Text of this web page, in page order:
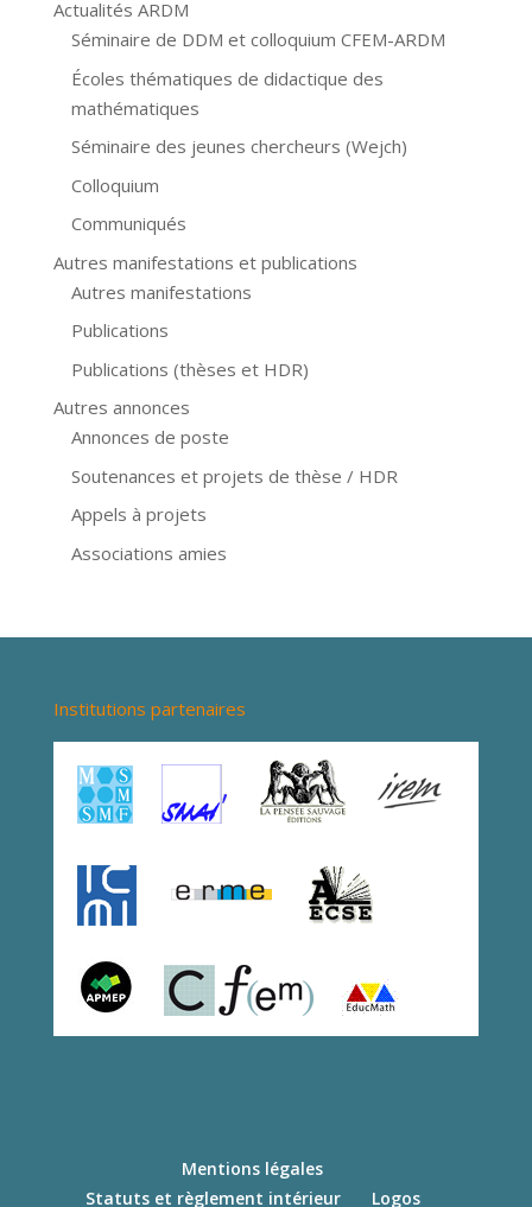
Actualités ARDM
Séminaire de DDM et colloquium CFEM-ARDM
Écoles thématiques de didactique des
mathématiques
Séminaire des jeunes chercheurs (Wejch)
Colloquium
Communiqués
Autres manifestations et publications
Autres manifestations
Publications
Publications (thèses et HDR)
Autres annonces
Annonces de poste
Soutenances et projets de thèse / HDR
Appels à projets
Associations amies
Institutions partenaires
Mentions légales
Statuts et règlement intérieur
Logos